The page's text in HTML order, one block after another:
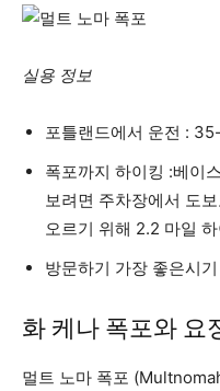
실용 정보
포틀랜드에서 운전 :
폭포까지 하이킹 :베이
보려면 주차장에서 도
오르기 위해 2.2 마일
방문하기 가장 좋은시
화 케나 폭포와 요
멀트 노마 폭포